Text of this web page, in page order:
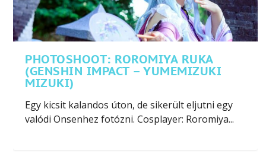
PHOTOSHOOT: ROROMIYA RUKA
(GENSHIN IMPACT – YUMEMIZUKI
MIZUKI)
Egy kicsit kalandos úton, de sikerült eljutni egy
valódi Onsenhez fotózni. Cosplayer: Roromiya...